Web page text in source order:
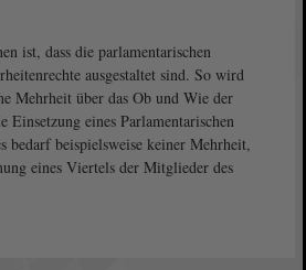
ist, dass die parlamentarischen
ausgestaltet sind. So wird
Mehrheit über das Ob und Wie der
Einsetzung eines Parlamentarischen
bedarf beispielsweise keiner Mehrheit,
eines Viertels der Mitglieder des